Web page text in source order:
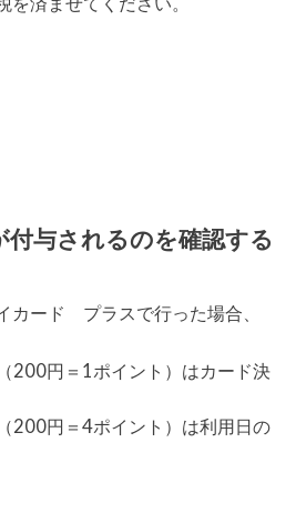
付与されるのを確認する
カード プラスで行った場合、
200円＝1ポイント）はカード決
200円＝4ポイント）は利用日の